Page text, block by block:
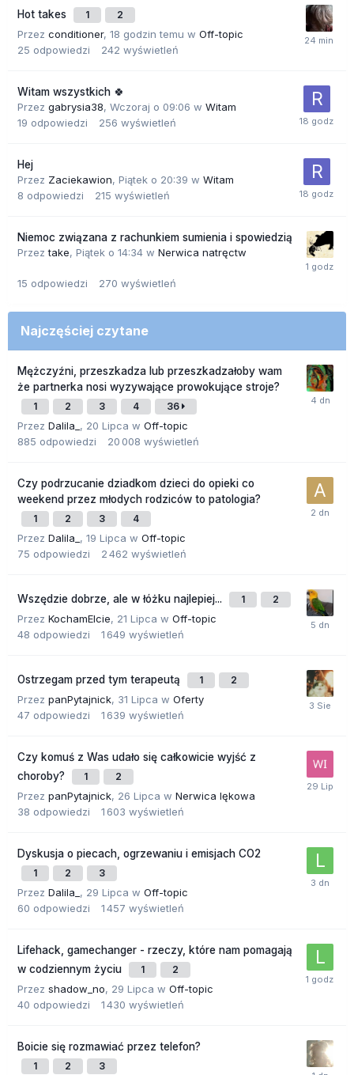
Hot takes 1 2
Przez conditioner, 18 godzin temu w Off-topic
25 odpowiedzi 242 wyświetleń
Witam wszystkich 🍀
Przez gabrysia38, Wczoraj o 09:06 w Witam
19 odpowiedzi 256 wyświetleń
Hej
Przez Zaciekawion, Piątek o 20:39 w Witam
8 odpowiedzi 215 wyświetleń
Niemoc związana z rachunkiem sumienia i spowiedzią
Przeztake, Piątek o 14:34 w Nerwica natręctw
15 odpowiedzi 270 wyświetleń
Najczęściej czytane
Mężczyźni, przeszkadza lub przeszkadzałoby wam
że partnerka nosi wyzywające prowokujące stroje?
1 2 3 4 36
Przez Dalila_ , 20 Lipca w Off-topic
885 odpowiedzi 20 008 wyświetleń
Czy podrzucanie dziadkom dzieci do opieki co
weekend przez młodych rodziców to patologia?
1 2 3 4
Przez Dalila_ , 19 Lipca w Off-topic
75 odpowiedzi 2 462 wyświetleń
Wszędzie dobrze, ale w łóżku najlepiej... 1 2
Przez KochamElcie, 21 Lipca w Off-topic
48 odpowiedzi 1 649 wyświetleń
Ostrzegam przed tym terapeutą 1 2
Przez panPytajnick, 31 Lipca w Oferty
47 odpowiedzi 1 639 wyświetleń
Czy komuś z Was udało się całkowicie wyjść z
choroby?
1 2
Przez panPytajnick, 26 Lipca w Nerwica lękowa
38 odpowiedzi 1 603 wyświetleń
Dyskusja o piecach, ogrzewaniu i emisjach CO2
1 2 3
Przez Dalila_ , 29 Lipca w Off-topic
60 odpowiedzi 1 457 wyświetleń
Lifehack, gamechanger - rzeczy, które nam pomagają
w codziennym życiu
1 2
Przez shadow_no, 29 Lipca w Off-topic
40 odpowiedzi 1 430 wyświetleń
Boicie się rozmawiać przez telefon?
1 2 3